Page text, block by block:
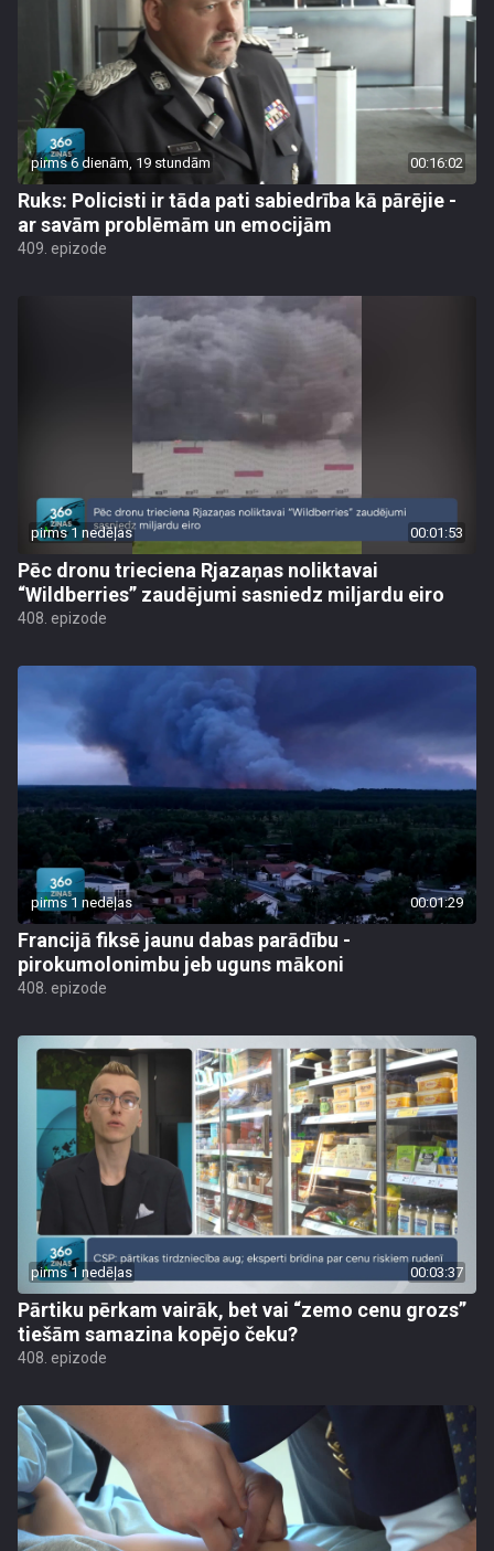
pirms 6 dienām, 19 stundām 00:16:02
Ruks: Policisti ir tāda pati sabiedrība kā pārējie -
ar savām problēmām un emocijām
409. epizode
pirms 1 nedēļas 00:01:53
Pēc dronu trieciena Rjazaņas noliktavai
“Wildberries” zaudējumi sasniedz miljardu eiro
408. epizode
pirms 1 nedēļas 00:01:29
Francijā fiksē jaunu dabas parādību -
pirokumolonimbu jeb uguns mākoni
408. epizode
pirms 1 nedēļas 00:03:37
Pārtiku pērkam vairāk, bet vai “zemo cenu grozs”
tiešām samazina kopējo čeku?
408. epizode